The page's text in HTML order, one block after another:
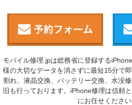
モバイル修理.jpは総務省に登録する
様の大切なデータを消さずに最短15分で
割れ、液晶交換、バッテリー交換、水没
旧も行っております。iPhone修理は信頼
にお任せください